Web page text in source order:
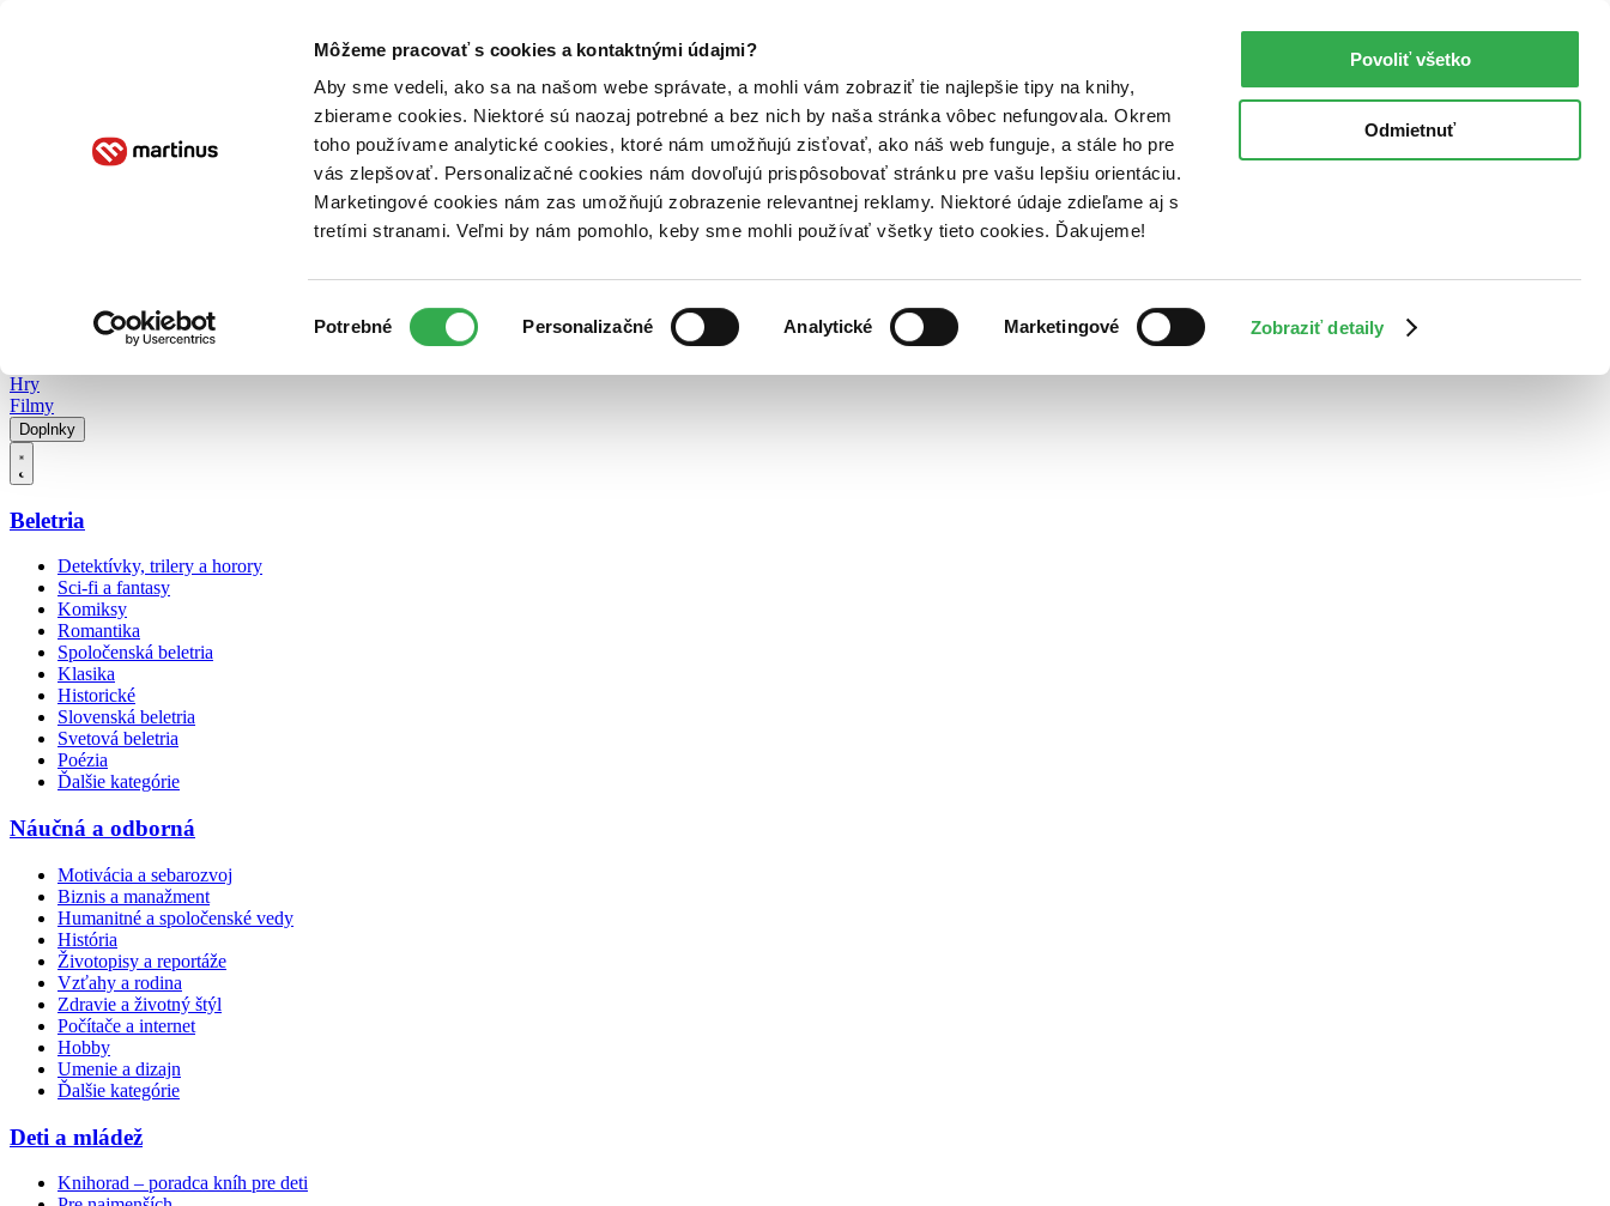
Môžeme pracovať s cookies a kontaktnými údajmi?
Aby sme vedeli, ako sa na našom webe správate, a mohli vám zobraziť tie najlepšie tipy na knihy,
zbierame cookies. Niektoré sú naozaj potrebné a bez nich by naša stránka vôbec nefungovala. Okrem
toho používame analytické cookies, ktoré nám umožňujú zisťovať, ako náš web funguje, a stále ho pre
vás zlepšovať. Personalizačné cookies nám dovoľujú prispôsobovať stránku pre vašu lepšiu orientáciu.
Marketingové cookies nám zas umožňujú zobrazenie relevantnej reklamy. Niektoré údaje zdieľame aj s
tretími stranami. Veľmi by nám pomohlo, keby sme mohli používať všetky tieto cookies. Ďakujeme!
súhlasu
Potrebné Personalizačné Analytické Marketingové Zobraziť detaily
Povoliť všetko
Odmietnuť
Poukážky Kontakt
Hry
Filmy
Doplnky
Beletria
Detektívky, trilery a horory
Sci-fi a fantasy
Komiksy
Romantika
Spoločenská beletria
Klasika
Historické
Slovenská beletria
Svetová beletria
Poézia
Ďalšie kategórie
Náučná a odborná
Motivácia a sebarozvoj
Biznis a manažment
Humanitné a spoločenské vedy
História
Životopisy a reportáže
Vzťahy a rodina
Zdravie a životný štýl
Počítače a internet
Hobby
Umenie a dizajn
Ďalšie kategórie
Deti a mládež
Knihorad – poradca kníh pre deti